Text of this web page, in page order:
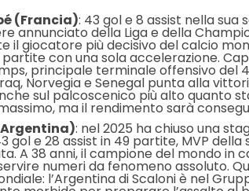
(Francia): 43 gol e 8 assist nella sua
annunciato della Liga e della
il giocatore più decisivo del calcio
con una sola accelerazione.
principale terminale offensivo del
Norvegia e Senegal punta alla
sul palcoscenico più alto quanto
ma il rendimento sarà
: nel 2025 ha chiuso una
gol e 28 assist in 49 partite, MVP della
A 38 anni, il campione del mondo in
numeri da fenomeno assoluto.
l’Argentina di Scaloni è nel